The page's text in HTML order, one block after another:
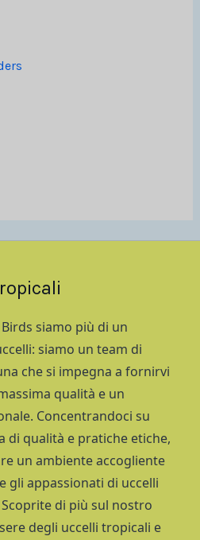
siamo più di un
siamo un team di
che si impegna a fornirvi
qualità e un
Concentrandoci su
di qualità e pratiche etiche,
un ambiente accogliente
gli appassionati di uccelli
di più sul nostro
degli uccelli tropicali e